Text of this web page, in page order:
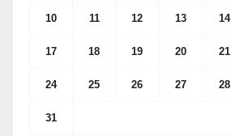
10 11 12 13 14
17 18 19 20 21
24 25 26 27 28
31